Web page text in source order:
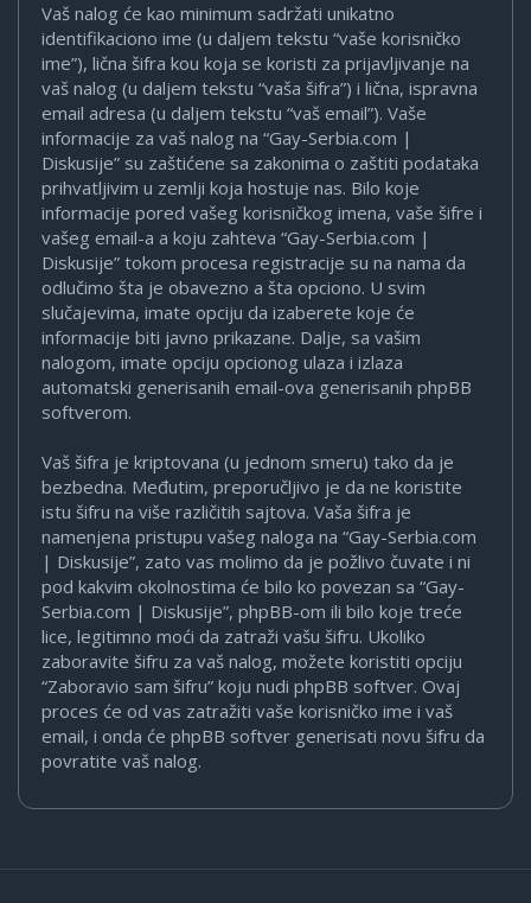
Vaš nalog će kao minimum sadržati unikatno
identifikaciono ime (u daljem tekstu “vaše korisničko
ime”), lična šifra kou koja se koristi za prijavljivanje na
vaš nalog (u daljem tekstu “vaša šifra”) i lična, ispravna
email adresa (u daljem tekstu “vaš email”). Vaše
informacije za vaš nalog na “Gay-Serbia.com |
Diskusije” su zaštićene sa zakonima o zaštiti podataka
prihvatljivim u zemlji koja hostuje nas. Bilo koje
informacije pored vašeg korisničkog imena, vaše šifre i
vašeg email-a a koju zahteva “Gay-Serbia.com |
Diskusije” tokom procesa registracije su na nama da
odlučimo šta je obavezno a šta opciono. U svim
slučajevima, imate opciju da izaberete koje će
informacije biti javno prikazane. Dalje, sa vašim
nalogom, imate opciju opcionog ulaza i izlaza
automatski generisanih email-ova generisanih phpBB
softverom.
Vaš šifra je kriptovana (u jednom smeru) tako da je
bezbedna. Međutim, preporučljivo je da ne koristite
istu šifru na više različitih sajtova. Vaša šifra je
namenjena pristupu vašeg naloga na “Gay-Serbia.com
| Diskusije”, zato vas molimo da je požlivo čuvate i ni
pod kakvim okolnostima će bilo ko povezan sa “Gay-
Serbia.com | Diskusije”, phpBB-om ili bilo koje treće
lice, legitimno moći da zatraži vašu šifru. Ukoliko
zaboravite šifru za vaš nalog, možete koristiti opciju
“Zaboravio sam šifru” koju nudi phpBB softver. Ovaj
proces će od vas zatražiti vaše korisničko ime i vaš
email, i onda će phpBB softver generisati novu šifru da
povratite vaš nalog.